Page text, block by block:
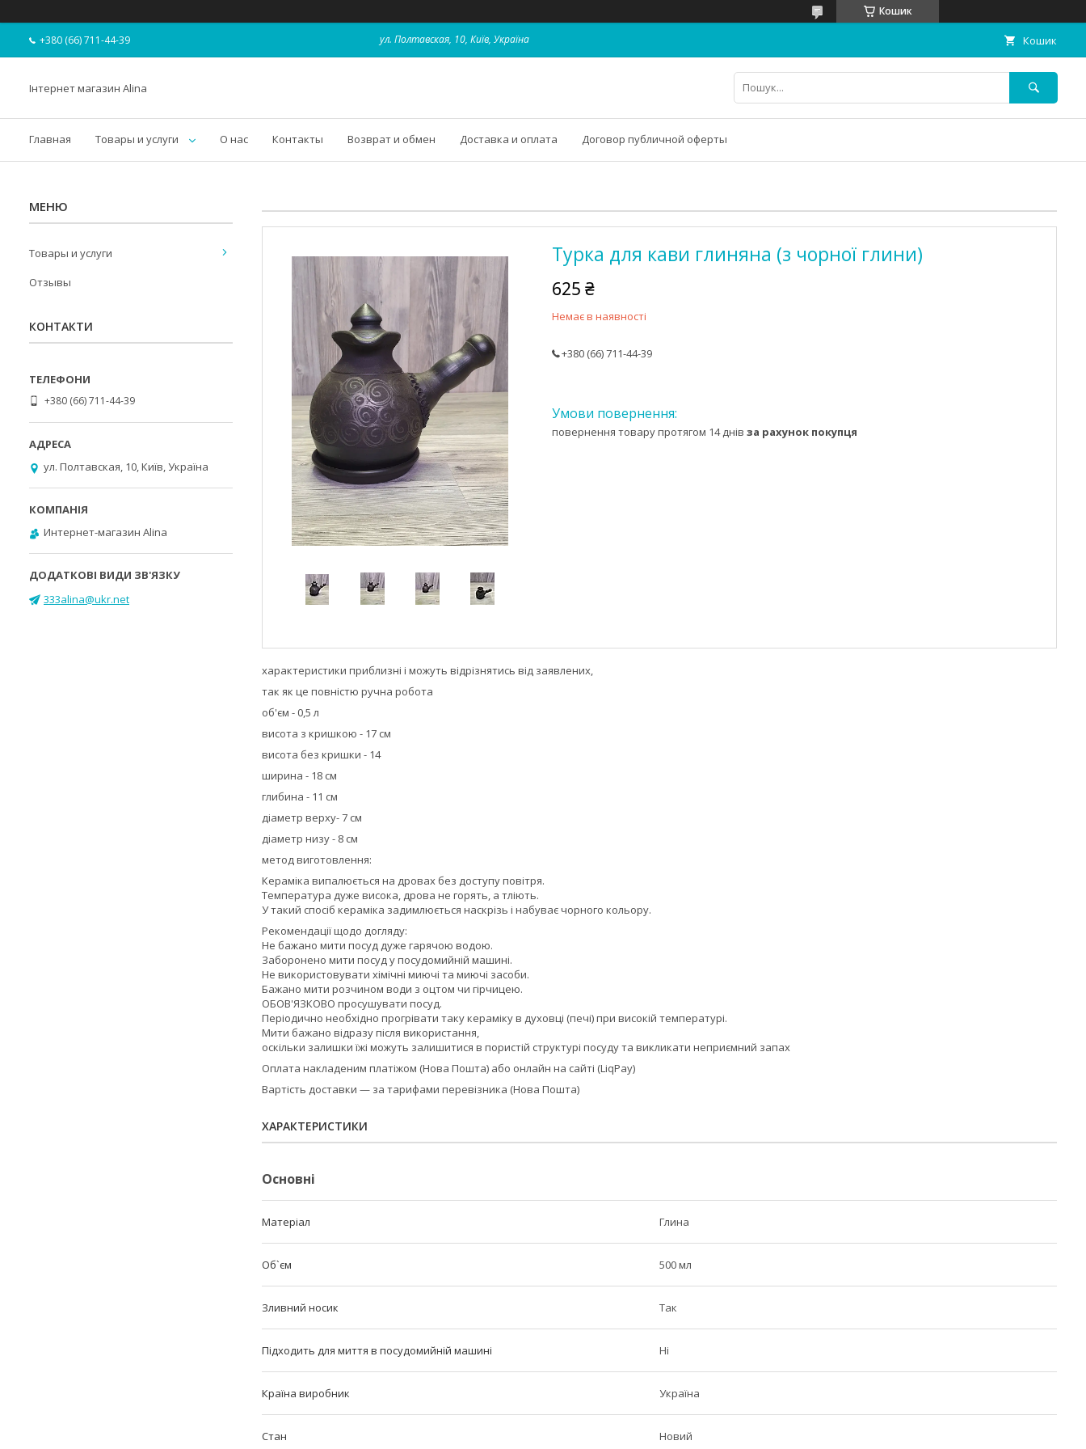
Кошик
+380 (66) 711-44-39 ул. Полтавская, 10, Київ, Україна Кошик
Інтернет магазин Alina
Главная Товары и услуги О нас Контакты Возврат и обмен Доставка и оплата Договор публичной оферты
Турка для кави глиняна (з чорної глини)
625 ₴
Немає в наявності
+380 (66) 711-44-39
повернення товару протягом 14 днів за рахунок покупця
характеристики приблизні і можуть відрізнятись від заявлених,
так як це повністю ручна робота
об'єм - 0,5 л
висота з кришкою - 17 см
висота без кришки - 14
ширина - 18 см
глибина - 11 см
діаметр верху- 7 см
діаметр низу - 8 см
метод виготовлення:
Кераміка випалюється на дровах без доступу повітря.
Температура дуже висока, дрова не горять, а тліють.
У такий спосіб кераміка задимлюється наскрізь і набуває чорного кольору.
Рекомендації щодо догляду:
Не бажано мити посуд дуже гарячою водою.
Заборонено мити посуд у посудомийній машині.
Не використовувати хімічні миючі та миючі засоби.
Бажано мити розчином води з оцтом чи гірчицею.
ОБОВ'ЯЗКОВО просушувати посуд.
Періодично необхідно прогрівати таку кераміку в духовці (печі) при високій температурі.
Мити бажано відразу після використання,
оскільки залишки їжі можуть залишитися в пористій структурі посуду та викликати неприємний запах
Оплата накладеним платіжом (Нова Пошта) або онлайн на сайті (LiqPay)
Вартість доставки — за тарифами перевізника (Нова Пошта)
ХАРАКТЕРИСТИКИ
Основні
Матеріал Глина
Об`єм 500 мл
Зливний носик Так
Підходить для миття в посудомийній машині Ні
Країна виробник Україна
Стан Новий
Товары и услуги
Отзывы
КОНТАКТИ
+380 (66) 711-44-39
ул. Полтавская, 10, Київ, Україна
Интернет-магазин Alina
333alina@ukr.net